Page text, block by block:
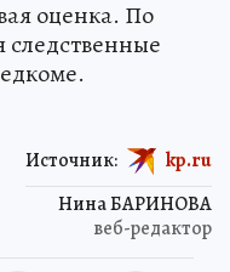
оценка. По
следственные
Нина БАРИНОВА
веб-редактор
Источник: kp.ru